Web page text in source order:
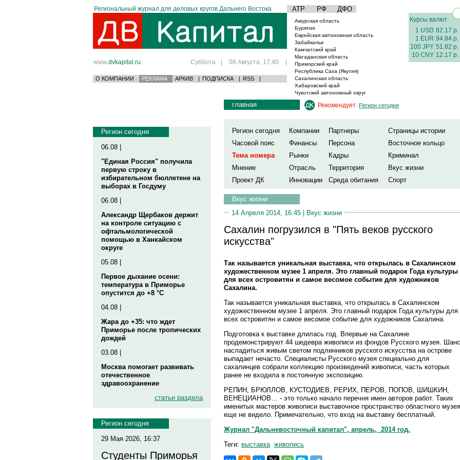
Региональный журнал для деловых кругов Дальнего Востока АТР РФ ДФО
www.dvkapital.ru Суббота | 08 Августа, 17:40 |
О КОМПАНИИ РЕКЛАМА АРХИВ | ПОДПИСКА | RSS |
Амурская область
Бурятия
Еврейская автономная область
Забайкалье
Камчатский край
Магаданская область
Приморский край
Республика Саха (Якутия)
Сахалинская область
Хабаровский край
Чукотский автономный округ
Курсы валют
1 USD 82.17 р.
1 EUR 94.84 р.
100 JPY 51.82 р.
10 CNY 12.17 р.
Регион сегодня
06.08 |
"Единая Россия" получила
первую строку в
избирательном бюллетене на
выборах в Госдуму
06.08 |
Александр Щербаков держит
на контроле ситуацию с
офтальмологической
помощью в Ханкайском
округе
05.08 |
Первое дыхание осени:
температура в Приморье
опустится до +8 °C
04.08 |
Жара до +35: что ждет
Приморье после тропических
дождей
03.08 |
Москва помогает развивать
отечественное
здравоохранение
статьи раздела
Регион сегодня
29 Мая 2026, 16:37
Студенты Приморья
главная Рекомендует: Регион сегодня
Регион сегодня Компании Партнеры
Страницы истории
Часовой пояс
Финансы Персона
Восточное кольцо
Тема номера
Рынки Кадры
Криминал
Мнение
Отрасль Территория
Вкус жизни
Проект ДК
Инновации Среда обитания Спорт
Вкус жизни
14 Апреля 2014, 16:45 | Вкус жизни
Сахалин погрузился в "Пять веков русского
искусства"
Так называется уникальная выставка, что открылась в Сахалинском
художественном музее 1 апреля. Это главный подарок Года культуры
для всех островитян и самое весомое событие для художников
Сахалина.
Так называется уникальная выставка, что открылась в Сахалинском
художественном музее 1 апреля. Это главный подарок Года культуры для
всех островитян и самое весомое событие для художников Сахалина.
Подготовка к выставке длилась год. Впервые на Сахалине
продемонстрируют 44 шедевра живописи из фондов Русского музея. Шанс
насладиться живым светом подлинников русского искусства на острове
выпадает нечасто. Специалисты Русского музея специально для
сахалинцев собрали коллекцию произведений живописи, часть которых
ранее не входила в постоянную экспозицию.
РЕПИН, БРЮЛЛОВ, КУСТОДИЕВ, РЕРИХ, ПЕРОВ, ПОПОВ, ШИШКИН,
ВЕНЕЦИАНОВ… - это только начало перечня имен авторов работ. Таких
именитых мастеров живописи выставочное пространство областного музея
еще не видело. Примечательно, что вход на выставку бесплатный.
Журнал "Дальневосточный капитал", апрель, 2014 год.
Теги: выставка живопись